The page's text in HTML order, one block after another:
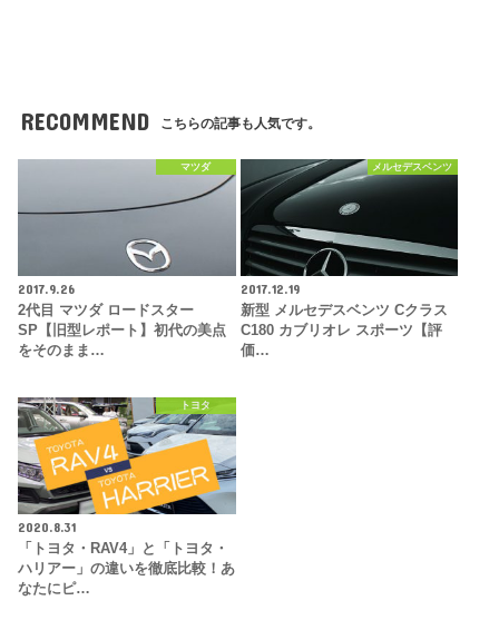
RECOMMEND こちらの記事も人気です。
マツダ
2017.9.26
2代目 マツダ ロードスター
SP【旧型レポート】初代の美点
をそのまま…
メルセデスベンツ
2017.12.19
新型 メルセデスベンツ Cクラス
C180 カブリオレ スポーツ【評
価…
トヨタ
2020.8.31
「トヨタ・RAV4」と「トヨタ・
ハリアー」の違いを徹底比較！あ
なたにピ…